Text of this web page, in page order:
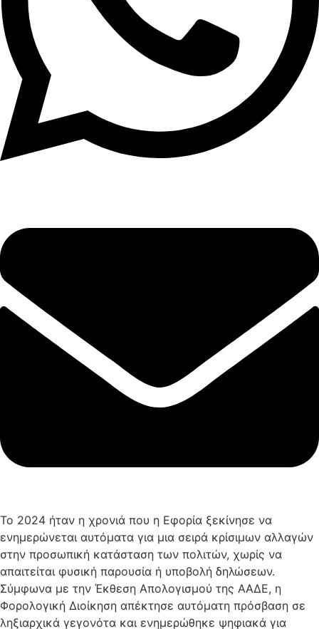
Το 2024 ήταν η χρονιά που η Εφορία ξεκίνησε να
ενημερώνεται αυτόματα για μια σειρά κρίσιμων αλλαγών
στην προσωπική κατάσταση των πολιτών, χωρίς να
απαιτείται φυσική παρουσία ή υποβολή δηλώσεων.
Σύμφωνα με την Έκθεση Απολογισμού της ΑΑΔΕ, η
Φορολογική Διοίκηση απέκτησε αυτόματη πρόσβαση σε
ληξιαρχικά γεγονότα και ενημερώθηκε ψηφιακά για